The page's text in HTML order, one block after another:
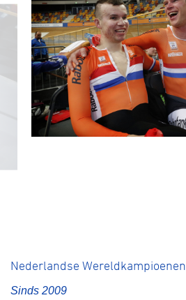
Nederlandse Wereldkampioenen
Sinds 2009